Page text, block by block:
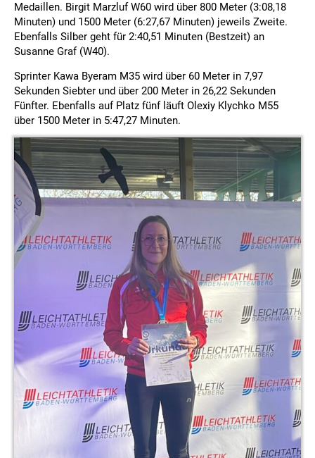
Medaillen. Birgit Marzluf W60 wird über 800 Meter (3:08,18
Minuten) und 1500 Meter (6:27,67 Minuten) jeweils Zweite.
Ebenfalls Silber geht für 2:40,51 Minuten (Bestzeit) an
Susanne Graf (W40).
Sprinter Kawa Byeram M35 wird über 60 Meter in 7,97
Sekunden Siebter und über 200 Meter in 26,22 Sekunden
Fünfter. Ebenfalls auf Platz fünf läuft Olexiy Klychko M55
über 1500 Meter in 5:47,27 Minuten.